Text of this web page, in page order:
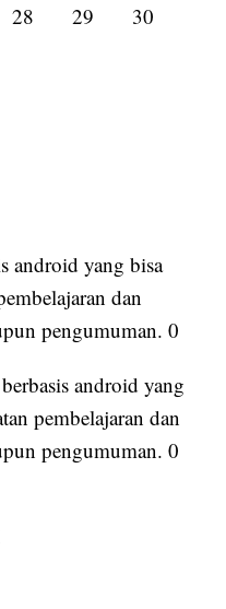
28 29
30
android yang bisa
dan
pengumuman. 0
android yang
pembelajaran dan
pengumuman. 0